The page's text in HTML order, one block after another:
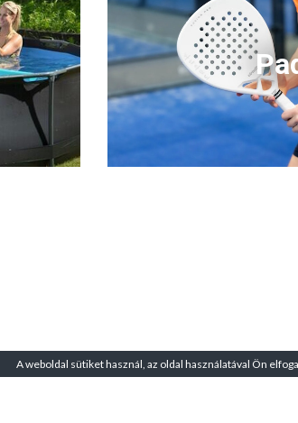
A weboldal sütiket használ, az oldal használatával Ön